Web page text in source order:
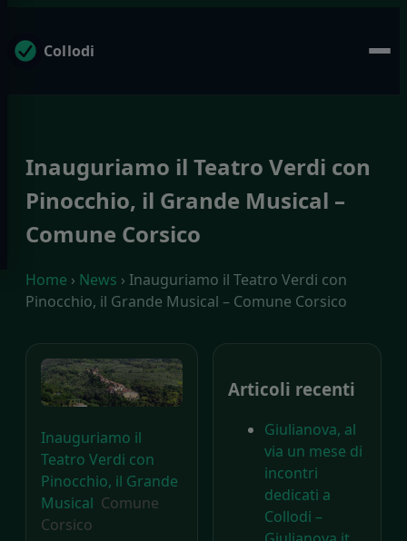
Collodi
Inauguriamo il Teatro Verdi con
Pinocchio, il Grande Musical –
Comune Corsico
Home › News › Inauguriamo il Teatro Verdi con
Pinocchio, il Grande Musical – Comune Corsico
Inauguriamo il
Teatro Verdi con
Pinocchio, il Grande
Musical Comune
Corsico
Articoli recenti
Giulianova, al
via un mese di
incontri
dedicati a
Collodi –